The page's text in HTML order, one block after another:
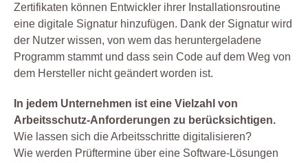
Zertifikaten können Entwickler ihrer Installationsroutine
eine digitale Signatur hinzufügen. Dank der Signatur wird
der Nutzer wissen, von wem das heruntergeladene
Programm stammt und dass sein Code auf dem Weg von
dem Hersteller nicht geändert worden ist.
In jedem Unternehmen ist eine Vielzahl von
Arbeitsschutz-Anforderungen zu berücksichtigen.
Wie lassen sich die Arbeitsschritte digitalisieren?
Wie werden Prüftermine über eine Software-Lösungen